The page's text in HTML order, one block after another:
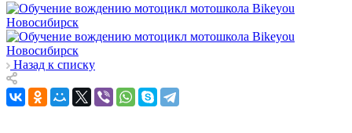
Назад к списку